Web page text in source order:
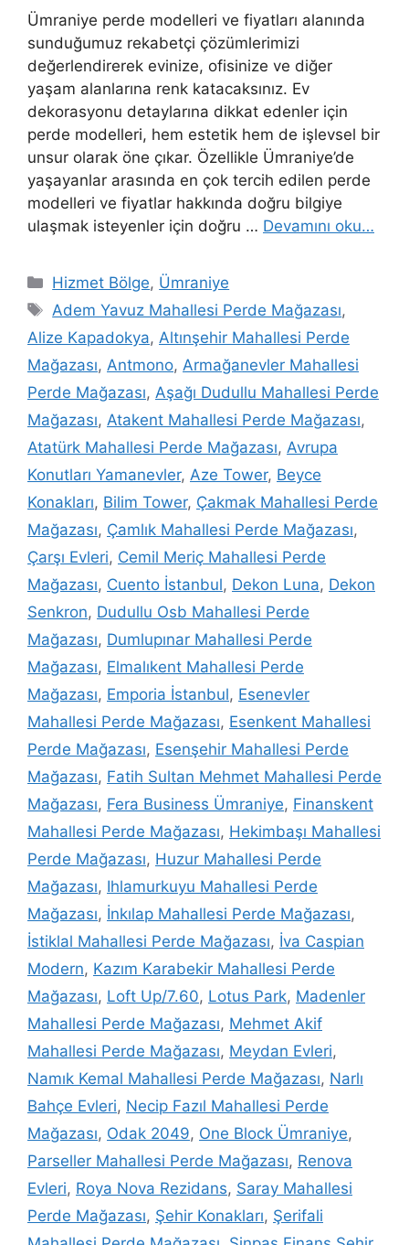
Ümraniye perde modelleri ve fiyatları alanında
sunduğumuz rekabetçi çözümlerimizi
değerlendirerek evinize, ofisinize ve diğer
yaşam alanlarına renk katacaksınız. Ev
dekorasyonu detaylarına dikkat edenler için
perde modelleri, hem estetik hem de işlevsel bir
unsur olarak öne çıkar. Özellikle Ümraniye’de
yaşayanlar arasında en çok tercih edilen perde
modelleri ve fiyatlar hakkında doğru bilgiye
ulaşmak isteyenler için doğru … Devamını oku…
Hizmet Bölge, Ümraniye
Adem Yavuz Mahallesi Perde Mağazası,
Alize Kapadokya, Altınşehir Mahallesi Perde
Mağazası, Antmono, Armağanevler Mahallesi
Perde Mağazası, Aşağı Dudullu Mahallesi Perde
Mağazası, Atakent Mahallesi Perde Mağazası,
Atatürk Mahallesi Perde Mağazası, Avrupa
Konutları Yamanevler, Aze Tower, Beyce
Konakları, Bilim Tower, Çakmak Mahallesi Perde
Mağazası, Çamlık Mahallesi Perde Mağazası,
Çarşı Evleri, Cemil Meriç Mahallesi Perde
Mağazası, Cuento İstanbul, Dekon Luna, Dekon
Senkron, Dudullu Osb Mahallesi Perde
Mağazası, Dumlupınar Mahallesi Perde
Mağazası, Elmalıkent Mahallesi Perde
Mağazası, Emporia İstanbul, Esenevler
Mahallesi Perde Mağazası, Esenkent Mahallesi
Perde Mağazası, Esenşehir Mahallesi Perde
Mağazası, Fatih Sultan Mehmet Mahallesi Perde
Mağazası, Fera Business Ümraniye, Finanskent
Mahallesi Perde Mağazası, Hekimbaşı Mahallesi
Perde Mağazası, Huzur Mahallesi Perde
Mağazası, Ihlamurkuyu Mahallesi Perde
Mağazası, İnkılap Mahallesi Perde Mağazası,
İstiklal Mahallesi Perde Mağazası, İva Caspian
Modern, Kazım Karabekir Mahallesi Perde
Mağazası, Loft Up/7.60, Lotus Park, Madenler
Mahallesi Perde Mağazası, Mehmet Akif
Mahallesi Perde Mağazası, Meydan Evleri,
Namık Kemal Mahallesi Perde Mağazası, Narlı
Bahçe Evleri, Necip Fazıl Mahallesi Perde
Mağazası, Odak 2049, One Block Ümraniye,
Parseller Mahallesi Perde Mağazası, Renova
Evleri, Roya Nova Rezidans, Saray Mahallesi
Perde Mağazası, Şehir Konakları, Şerifali